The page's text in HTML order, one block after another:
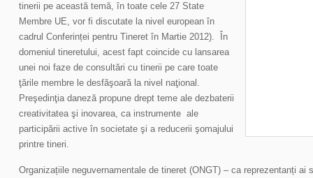
tinerii pe această temă, în toate cele 27 State
Membre UE, vor fi discutate la nivel european în
cadrul Conferinței pentru Tineret în Martie 2012). În
domeniul tineretului, acest fapt coincide cu lansarea
unei noi faze de consultări cu tinerii pe care toate
ţările membre le desfăşoară la nivel naţional.
Preşedinţia daneză propune drept teme ale dezbaterii
creativitatea şi inovarea, ca instrumente ale
participării active în societate şi a reducerii şomajului
printre tineri.
Organizațiile neguvernamentale de tineret (ONGT) – ca reprezentanți